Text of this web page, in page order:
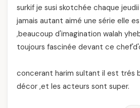
surkif je susi skotchée chaque
jamais autant aimé une série elle
,beaucoup d'imagination walah
toujours fascinée devant ce
concerant harim sultant il est trés
décor ,et les acteurs sont super.